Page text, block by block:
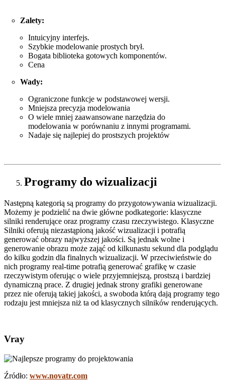
Zalety:
Intuicyjny interfejs.
Szybkie modelowanie prostych brył.
Bogata biblioteka gotowych komponentów.
Cena
Wady:
Ograniczone funkcje w podstawowej wersji.
Mniejsza precyzja modelowania
O wiele mniej zaawansowane narzędzia do
modelowania w porównaniu z innymi programami.
Nadaje się najlepiej do prostszych projektów
Programy do wizualizacji
Następną kategorią są programy do przygotowywania wizualizacji.
Możemy je podzielić na dwie główne podkategorie: klasyczne
silniki renderujące oraz programy czasu rzeczywistego. Klasyczne
Silniki oferują niezastąpioną jakość wizualizacji i potrafią
generować obrazy najwyższej jakości. Są jednak wolne i
generowanie obrazu może zająć od kilkunastu sekund dla podglądu
do kilku godzin dla finalnych wizualizacji. W przeciwieństwie do
nich programy real-time potrafią generować grafikę w czasie
rzeczywistym oferując o wiele przyjemniejszą, prostszą i bardziej
dynamiczną prace. Z drugiej jednak strony grafiki generowane
przez nie oferują takiej jakości, a swoboda którą dają programy tego
rodzaju jest mniejsza niż ta od klasycznych silników renderujących.
Vray
Źródło: www.novatr.com